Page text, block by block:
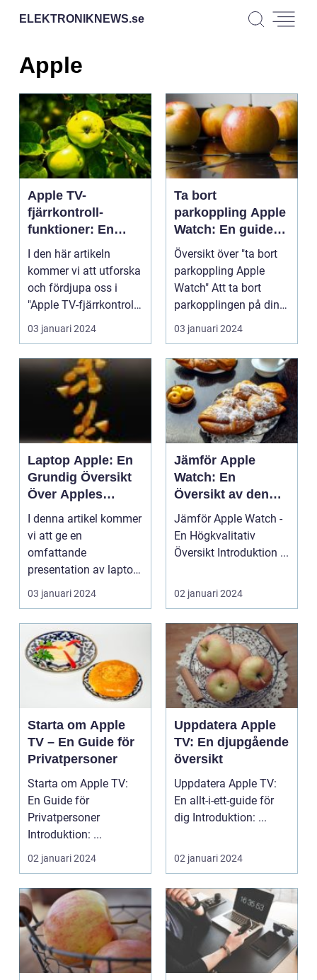
ELEKTRONIKNEWS.se
Apple
Apple TV-
fjärrkontroll-
funktioner: En
omfattande
översikt
I den här artikeln
kommer vi att utforska
och fördjupa oss i
"Apple TV-fjärrkontroll-
funktioner". Vi...
03 januari 2024
Ta bort
parkoppling Apple
Watch: En guide
till att koppla bort
din Apple Watch
från din enhet
Översikt över "ta bort
parkoppling Apple
Watch" Att ta bort
parkopplingen på din
Apple Watch är en ...
03 januari 2024
Laptop Apple: En
Grundig Översikt
Över Apples
Bärbara Datorer
I denna artikel kommer
vi att ge en
omfattande
presentation av laptop
apple, inklusive dess
olika ty...
03 januari 2024
Jämför Apple
Watch: En
Översikt av den
Populära
Smartklockan
Jämför Apple Watch -
En Högkvalitativ
Översikt Introduktion ...
02 januari 2024
Starta om Apple
TV – En Guide för
Privatpersoner
Starta om Apple TV:
En Guide för
Privatpersoner
Introduktion: ...
02 januari 2024
Uppdatera Apple
TV: En djupgående
översikt
Uppdatera Apple TV:
En allt-i-ett-guide för
dig Introduktion: ...
02 januari 2024